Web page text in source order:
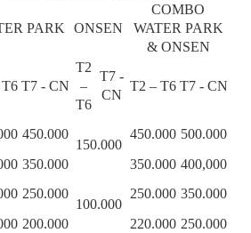
PARK ONSEN
COMBO
WATER PARK
& ONSEN
T7 - CN
T2
–
T6
T7 -
CN
T2 – T6 T7 - CN
450.000
150.000
450.000 500.000
350.000 350.000 400,000
250.000
100.000
250.000 350.000
200.000 220.000 250.000